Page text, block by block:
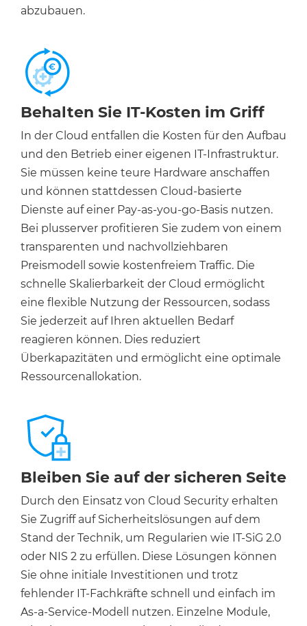
abzubauen.
Behalten Sie IT-Kosten im Griff
In der Cloud entfallen die Kosten für den Aufbau
und den Betrieb einer eigenen IT-Infrastruktur.
Sie müssen keine teure Hardware anschaffen
und können stattdessen Cloud-basierte
Dienste auf einer Pay-as-you-go-Basis nutzen.
Bei plusserver profitieren Sie zudem von einem
transparenten und nachvollziehbaren
Preismodell sowie kostenfreiem Traffic. Die
schnelle Skalierbarkeit der Cloud ermöglicht
eine flexible Nutzung der Ressourcen, sodass
Sie jederzeit auf Ihren aktuellen Bedarf
reagieren können. Dies reduziert
Überkapazitäten und ermöglicht eine optimale
Ressourcenallokation.
Bleiben Sie auf der sicheren Seite
Durch den Einsatz von Cloud Security erhalten
Sie Zugriff auf Sicherheitslösungen auf dem
Stand der Technik, um Regularien wie IT-SiG 2.0
oder NIS 2 zu erfüllen. Diese Lösungen können
Sie ohne initiale Investitionen und trotz
fehlender IT-Fachkräfte schnell und einfach im
As-a-Service-Modell nutzen. Einzelne Module,